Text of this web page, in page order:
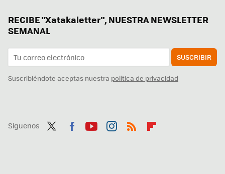
RECIBE "Xatakaletter", NUESTRA NEWSLETTER
SEMANAL
SUSCRIBIR
Suscribiéndote aceptas nuestra política de privacidad
Síguenos